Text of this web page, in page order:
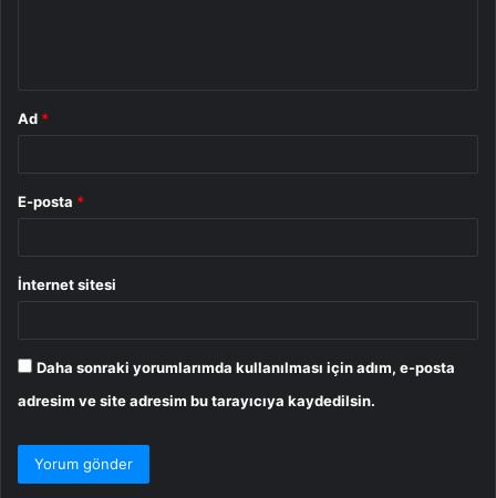
Ad *
E-posta *
İnternet sitesi
Daha sonraki yorumlarımda kullanılması için adım, e-posta
adresim ve site adresim bu tarayıcıya kaydedilsin.